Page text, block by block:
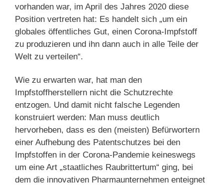
vorhanden war, im April des Jahres 2020 diese
Position vertreten hat: Es handelt sich „um ein
globales öffentliches Gut, einen Corona-Impfstoff
zu produzieren und ihn dann auch in alle Teile der
Welt zu verteilen“.
Wie zu erwarten war, hat man den
Impfstoffherstellern nicht die Schutzrechte
entzogen. Und damit nicht falsche Legenden
konstruiert werden: Man muss deutlich
hervorheben, dass es den (meisten) Befürwortern
einer Aufhebung des Patentschutzes bei den
Impfstoffen in der Corona-Pandemie keineswegs
um eine Art „staatliches Raubrittertum“ ging, bei
dem die innovativen Pharmaunternehmen enteignet